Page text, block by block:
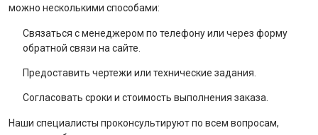
можно несколькими способами:
Связаться с менеджером по телефону или через форму
обратной связи на сайте.
Предоставить чертежи или технические задания.
Согласовать сроки и стоимость выполнения заказа.
Наши специалисты проконсультируют по всем вопросам,